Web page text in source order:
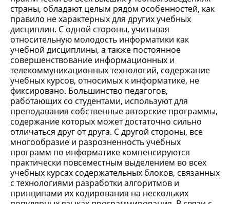
страны, обладают целым рядом особенностей, как
правило не характерных для других учебных
дисциплин. С одной стороны, учитывая
относительную молодость информатики как
учебной дисциплины, а также постоянное
совершенствование информационных и
телекоммуникационных технологий, содержание
учебных курсов, относимых к информатике, не
фиксировано. Большинство педагогов,
работающих со студентами, используют для
преподавания собственные авторские программы,
содержание которых может достаточно сильно
отличаться друг от друга. С другой стороны, все
многообразие и разрозненность учебных
программ по информатике компенсируются
практически повсеместным выделением во всех
учебных курсах содержательных блоков, связанных
с технологиями разработки алгоритмов и
принципами их кодирования на нескольких